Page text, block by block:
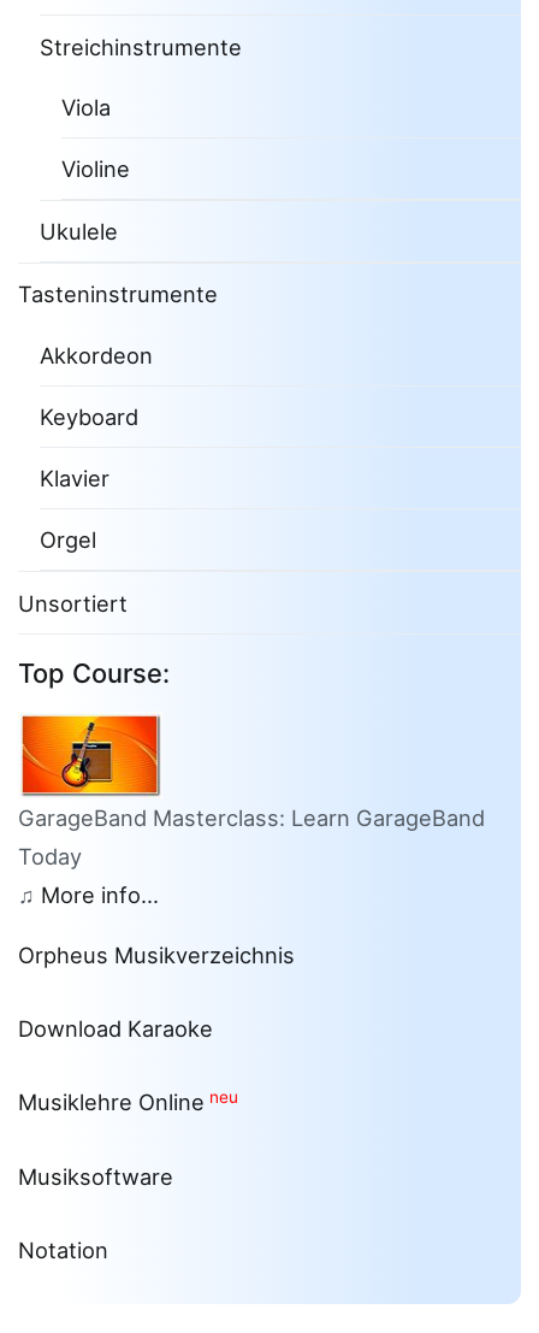
Streichinstrumente
Viola
Violine
Ukulele
Tasteninstrumente
Akkordeon
Keyboard
Klavier
Orgel
Unsortiert
Top Course:
GarageBand Masterclass: Learn GarageBand
Today
♫ More info...
Orpheus Musikverzeichnis
Download Karaoke
Musiklehre Online neu
Musiksoftware
Notation